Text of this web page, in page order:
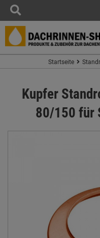
Startseite
Kupfer
80/150 für